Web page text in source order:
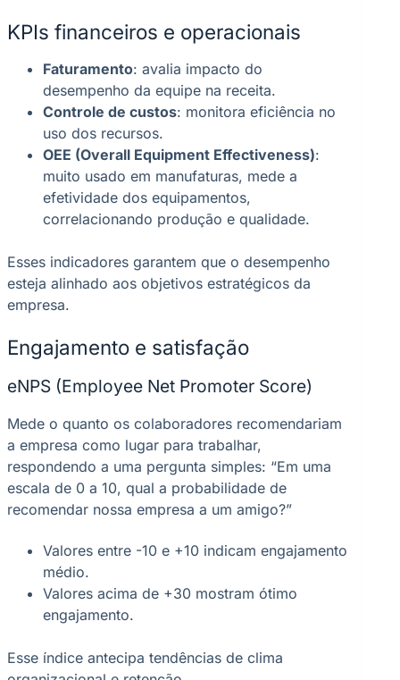
KPIs financeiros e operacionais
Faturamento: avalia impacto do
desempenho da equipe na receita.
Controle de custos: monitora eficiência no
uso dos recursos.
OEE (Overall Equipment Effectiveness):
muito usado em manufaturas, mede a
efetividade dos equipamentos,
correlacionando produção e qualidade.
Esses indicadores garantem que o desempenho
esteja alinhado aos objetivos estratégicos da
empresa.
Engajamento e satisfação
eNPS (Employee Net Promoter Score)
Mede o quanto os colaboradores recomendariam
a empresa como lugar para trabalhar,
respondendo a uma pergunta simples: “Em uma
escala de 0 a 10, qual a probabilidade de
recomendar nossa empresa a um amigo?”
Valores entre -10 e +10 indicam engajamento
médio.
Valores acima de +30 mostram ótimo
engajamento.
Esse índice antecipa tendências de clima